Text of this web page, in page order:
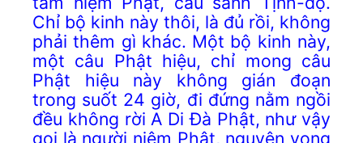
Chỉ bộ kinh này thôi, là đủ rồi, không
phải thêm gì khác. Một bộ kinh này,
một câu Phật hiệu, chỉ mong câu
Phật hiệu này không gián đoạn
trong suốt 24 giờ, đi đứng nằm ngồi
đều không rời A Di Đà Phật, như vậy
gọi là người niệm Phật, nguyện vọng